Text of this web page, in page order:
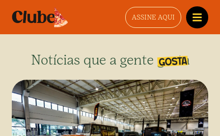
ASSINE AQUI
Notícias que a gente gosta